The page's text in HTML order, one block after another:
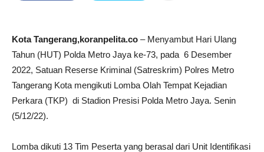
Kota Tangerang,koranpelita.co – Menyambut Hari Ulang
Tahun (HUT) Polda Metro Jaya ke-73, pada 6 Desember
2022, Satuan Reserse Kriminal (Satreskrim) Polres Metro
Tangerang Kota mengikuti Lomba Olah Tempat Kejadian
Perkara (TKP) di Stadion Presisi Polda Metro Jaya. Senin
(5/12/22).
Lomba dikuti 13 Tim Peserta yang berasal dari Unit Identifikasi